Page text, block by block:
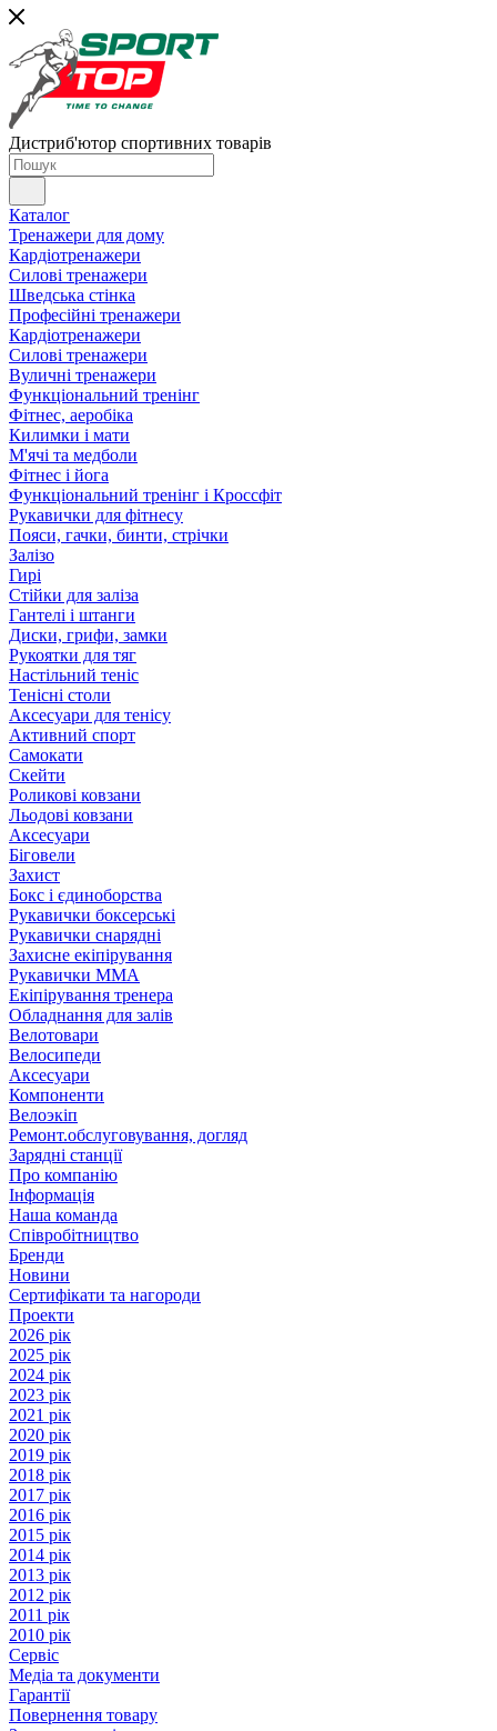
Дистриб'ютор спортивних товарів
Каталог
Тренажери для дому
Кардіотренажери
Силові тренажери
Шведська стінка
Професійні тренажери
Кардіотренажери
Силові тренажери
Вуличні тренажери
Функціональний тренінг
Фітнес, аеробіка
Килимки і мати
М'ячі та медболи
Фітнес і йога
Функціональний тренінг і Кроссфіт
Рукавички для фітнесу
Пояси, гачки, бинти, стрічки
Залізо
Гирі
Стійки для заліза
Гантелі і штанги
Диски, грифи, замки
Рукоятки для тяг
Настільний теніс
Тенісні столи
Аксесуари для тенісу
Активний спорт
Самокати
Скейти
Роликові ковзани
Льодові ковзани
Аксесуари
Біговели
Захист
Бокс і єдиноборства
Рукавички боксерські
Рукавички снарядні
Захисне екіпірування
Рукавички ММА
Екіпірування тренера
Обладнання для залів
Велотовари
Велосипеди
Аксесуари
Компоненти
Велоэкіп
Ремонт.обслуговування, догляд
Зарядні станції
Про компанію
Інформація
Наша команда
Співробітництво
Бренди
Новини
Сертифікати та нагороди
Проекти
2026 рік
2025 рік
2024 рік
2023 рік
2021 рік
2020 рік
2019 рік
2018 рік
2017 рік
2016 рік
2015 рік
2014 рік
2013 рік
2012 рік
2011 рік
2010 рік
Сервіс
Медіа та документи
Гарантії
Повернення товару